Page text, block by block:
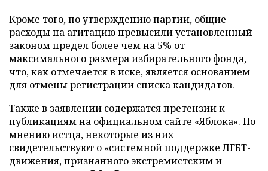
Кроме того, по утверждению партии, общие
расходы на агитацию превысили установленный
законом предел более чем на 5% от
максимального размера избирательного фонда,
что, как отмечается в иске, является основанием
для отмены регистрации списка кандидатов.
Также в заявлении содержатся претензии к
публикациям на официальном сайте «Яблока». По
мнению истца, некоторые из них
свидетельствуют о «системной поддержке ЛГБТ-
движения, признанного экстремистским и